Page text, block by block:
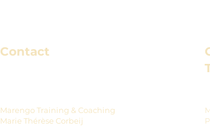
Contact
Marengo Training & Coaching
Marie Thérèse Corbeij